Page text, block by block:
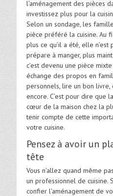
l’aménagement des pièces
investissez plus pour la
Selon un sondage, les
pièce préféré la cuisine. Au
plus ce qu’il a été, elle n’est
prépare à manger, plus
c’est devenu une pièce
échange des propos en
personnels, lire un bon livre,
encore. C’est pour dire que
cœur de la maison chez la
tenir compte de cette
votre cuisine.
Pensez à avoir un
tête
Vous n’allez quand même
un professionnel de cuisine.
confier l’aménagement de